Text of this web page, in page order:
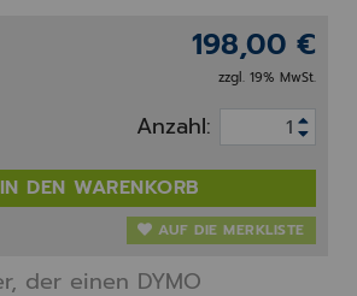
198,00 €
zzgl. 19% MwSt.
Anzahl:
IN DEN WARENKORB
AUF DIE MERKLISTE
der einen DYMO